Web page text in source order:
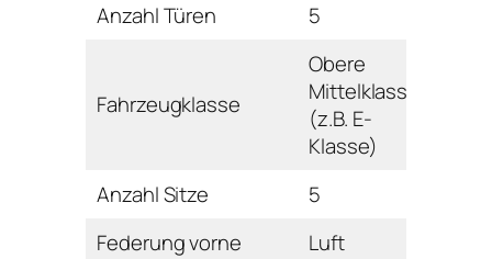
Anzahl Türen
5
Fahrzeugklasse
Obere
Mittelklasse
(z.B. E-
Klasse)
Anzahl Sitze
5
Federung vorne
Luft